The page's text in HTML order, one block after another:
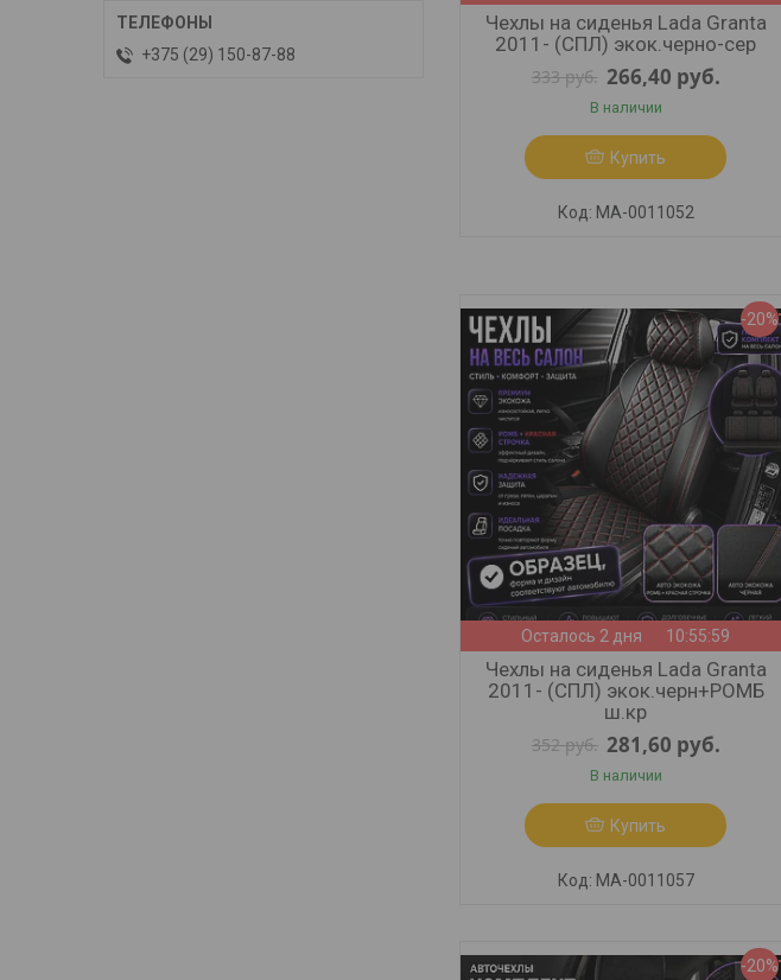
Чехлы на сиденья Lada Granta
2011- (СПЛ) экок.черно-сер
333руб. 266,40 руб.
В наличии
Купить
МА-0011052
-20%
Осталось 2 дня 10:55:57
Чехлы на сиденья Lada Granta
2011- (СПЛ) экок.черн+РОМБ
ш.кр
352руб. 281,60 руб.
В наличии
Купить
МА-0011057
-20%
+375 (29) 150-87-88